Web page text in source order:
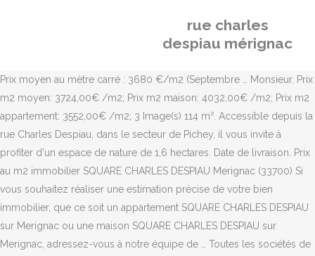
rue charles
despiau mérignac
Prix moyen au mètre carré : 3680 €/m2 (Septembre … Monsieur. Prix
m2 moyen: 3724,00€ /m2; Prix m2 maison: 4032,00€ /m2; Prix m2
appartement: 3552,00€ /m2; 3 Image(s) 114 m². Accessible depuis la
rue Charles Despiau, dans le secteur de Pichey, il vous invite à
profiter d'un espace de nature de 1,6 hectares. Date de livraison. Prix
au m2 immobilier SQUARE CHARLES DESPIAU Merignac (33700) Si
vous souhaitez réaliser une estimation précise de votre bien
immobilier, que ce soit un appartement SQUARE CHARLES DESPIAU
sur Merignac ou une maison SQUARE CHARLES DESPIAU sur
Merignac, adressez-vous à notre équipe de … Toutes les sociétés de